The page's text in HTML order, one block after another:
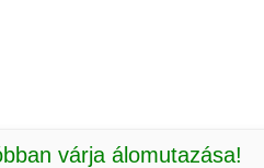
várja álomutazása!